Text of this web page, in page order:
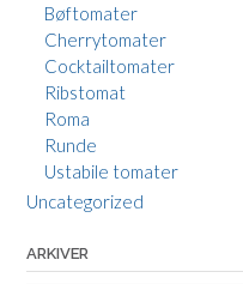
Bøftomater
Cherrytomater
Cocktailtomater
Ribstomat
Roma
Runde
Ustabile tomater
Uncategorized
ARKIVER